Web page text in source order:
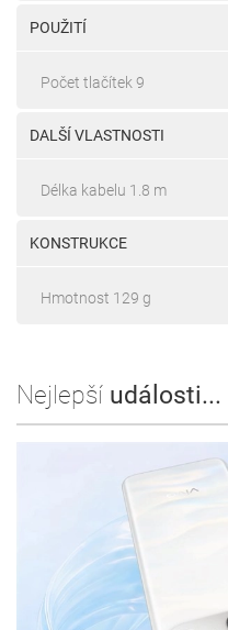
POUŽITÍ
Počet tlačítek 9
DALŠÍ VLASTNOSTI
Délka kabelu 1.8 m
KONSTRUKCE
Hmotnost 129 g
Nejlepší události...